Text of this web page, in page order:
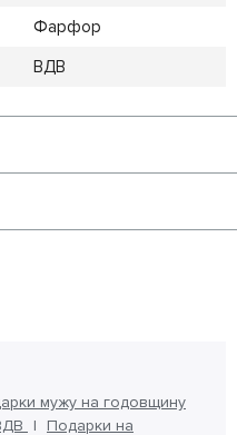
Фарфор
ВДВ
мужу на годовщину
Подарки на